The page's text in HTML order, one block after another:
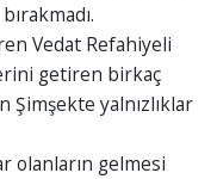
Vedat Refahiyeli
getiren birkaç
Şimşekte yalnızlıklar
olanların gelmesi